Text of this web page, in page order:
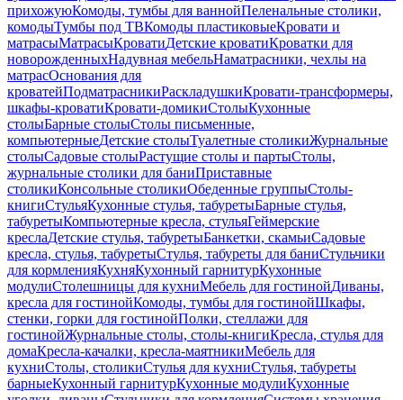
прихожуюКомоды, тумбы для ваннойПеленальные столики,
комодыТумбы под ТВКомоды пластиковыеКровати и
матрасыМатрасыКроватиДетские кроватиКроватки для
новорожденныхНадувная мебельНаматрасники, чехлы на
матрасОснования для
кроватейПодматрасникиРаскладушкиКровати-трансформеры,
шкафы-кроватиКровати-домикиСтолыКухонные
столыБарные столыСтолы письменные,
компьютерныеДетские столыТуалетные столикиЖурнальные
столыСадовые столыРастущие столы и партыСтолы,
журнальные столики для баниПриставные
столикиКонсольные столикиОбеденные группыСтолы-
книгиСтульяКухонные стулья, табуретыБарные стулья,
табуретыКомпьютерные кресла, стульяГеймерские
креслаДетские стулья, табуретыБанкетки, скамьиСадовые
кресла, стулья, табуретыСтулья, табуреты для баниСтульчики
для кормленияКухняКухонный гарнитурКухонные
модулиСтолешницы для кухниМебель для гостинойДиваны,
кресла для гостинойКомоды, тумбы для гостинойШкафы,
стенки, горки для гостинойПолки, стеллажи для
гостинойЖурнальные столы, столы-книгиКресла, стулья для
домаКресла-качалки, кресла-маятникиМебель для
кухниСтолы, столикиСтулья для кухниСтулья, табуреты
барныеКухонный гарнитурКухонные модулиКухонные